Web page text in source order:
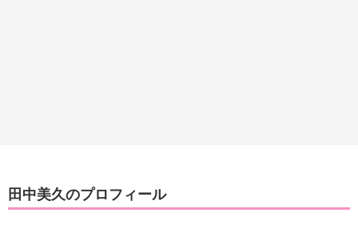
田中美久のプロフィール